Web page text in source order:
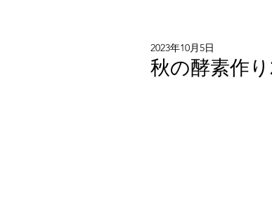
秋の酵素作
2023年10月5日